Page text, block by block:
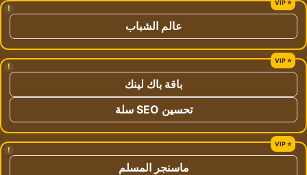
!
عالم الشباب
!
باقة باك لينك
تحسين SEO سلة
!
ماسنجر المسلم